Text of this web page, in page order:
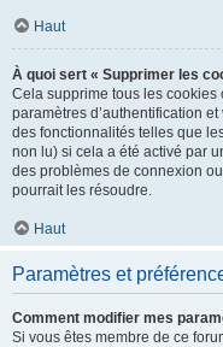
Haut
À quoi sert « Supprimer les
Cela supprime tous les
paramètres d’authentification
des fonctionnalités telles que
non lu) si cela a été activé par
des problèmes de connexion
pourrait les résoudre.
Haut
Paramètres et
Comment modifier mes
Si vous êtes membre de ce